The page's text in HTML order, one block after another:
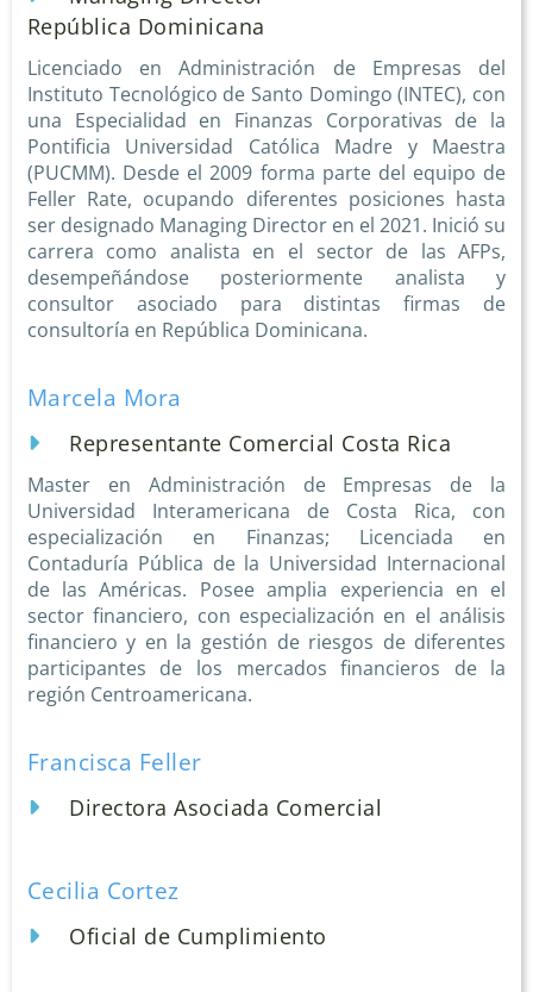
República Dominicana
Licenciado en Administración de Empresas del
Instituto Tecnológico de Santo Domingo (INTEC), con
una Especialidad en Finanzas Corporativas de la
Pontificia Universidad Católica Madre y Maestra
(PUCMM). Desde el 2009 forma parte del equipo de
Feller Rate, ocupando diferentes posiciones hasta
ser designado Managing Director en el 2021. Inició su
carrera como analista en el sector de las AFPs,
desempeñándose posteriormente analista y
consultor asociado para distintas firmas de
consultoría en República Dominicana.
Marcela Mora
Representante Comercial Costa Rica
Master en Administración de Empresas de la
Universidad Interamericana de Costa Rica, con
especialización en Finanzas; Licenciada en
Contaduría Pública de la Universidad Internacional
de las Américas. Posee amplia experiencia en el
sector financiero, con especialización en el análisis
financiero y en la gestión de riesgos de diferentes
participantes de los mercados financieros de la
región Centroamericana.
Francisca Feller
Directora Asociada Comercial
Cecilia Cortez
Oficial de Cumplimiento